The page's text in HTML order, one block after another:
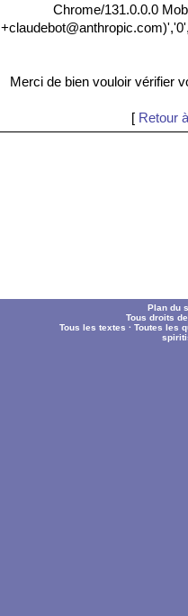
Chrome/131.0.0.0
Merci de bien vouloir vérifier
[ Retour
Plan du
Tous droits
Tous les textes ·Toutes les